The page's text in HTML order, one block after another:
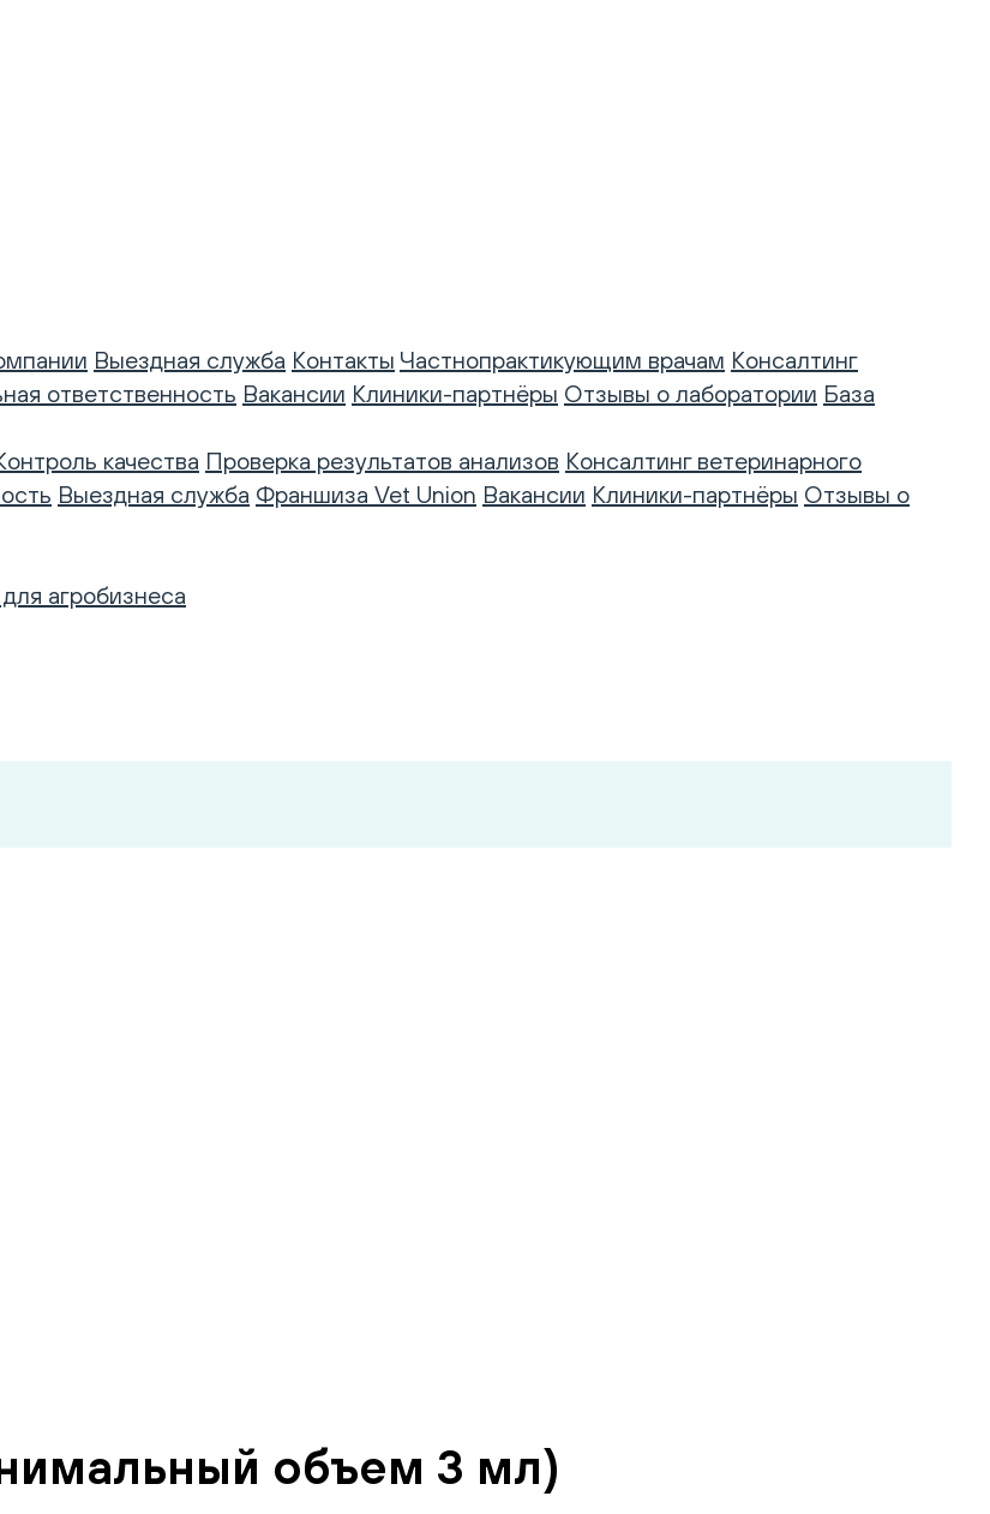
Выездная служба Контакты Частнопрактикующим врачам Консалтинг
ответственность Вакансии Клиники-партнёры Отзывы о лаборатории База
качества Проверка результатов анализов Консалтинг ветеринарного
Выездная служба Франшиза Vet Union Вакансии Клиники-партнёры Отзывы о
агробизнеса
объем 3 мл)